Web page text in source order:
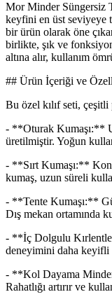
Mor Minder Süngersiz
keyfini en üst seviyeye
bir ürün olarak öne
birlikte, şık ve
altına alır, kullanım
## Ürün İçeriği ve
Bu özel kılıf seti,
- **Oturak Kumaşı:**
üretilmiştir. Yoğun
- **Sırt Kumaşı:**
kumaş, uzun süreli
- **Tente Kumaşı:**
Dış mekan ortamında
- **İç Dolgulu
deneyimini daha keyifli
- **Kol Dayama
Rahatlığı artırır ve